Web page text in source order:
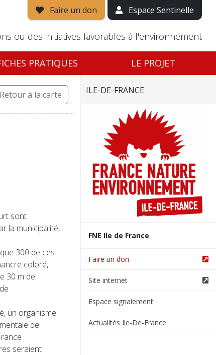
Faire un don Espace Sentinelle
ou des initiatives favorables à l'environnement
PRATIQUES LE PROJET
Retourà la carte
sont
la municipalité,
300 de ces
coloré,
30 m de
un organisme
de
seraient
ILE-DE-FRANCE
FNE Ile de France
Faire un don
Site internet
Espace signalement
Actualités Ile-De-France